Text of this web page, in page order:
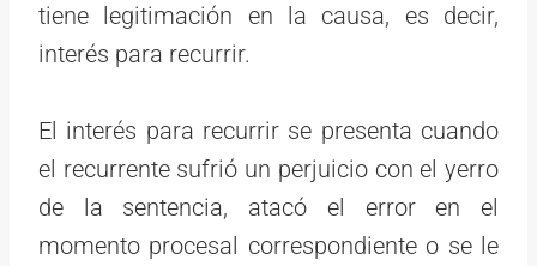
tiene legitimación en la causa, es decir,
interés para recurrir.
El interés para recurrir se presenta cuando
el recurrente sufrió un perjuicio con el yerro
de la sentencia, atacó el error en el
momento procesal correspondiente o se le